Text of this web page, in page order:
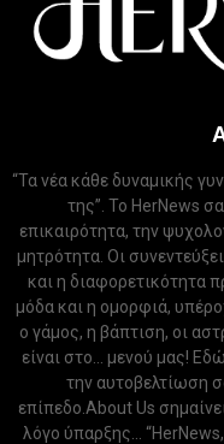
“Τα νέα κάθε δυναμικής
της”. Το HerNews
επικαιρότητα, την
μητρότητα. Οι
και η διαφορετικότητα
μόδα και η ομορφιά,
ο γάμος, η βάπτιση, οι
είναι στο... μενού μας!
την αυτοβελτίωση
επίπεδο.About Us
λόγο ύπαρξης...